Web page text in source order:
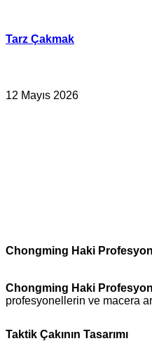
Tarz Çakmak
12 Mayıs 2026
Chongming Haki
Chongming Haki
profesyonellerin ve macera
Taktik Çakının Tasarımı